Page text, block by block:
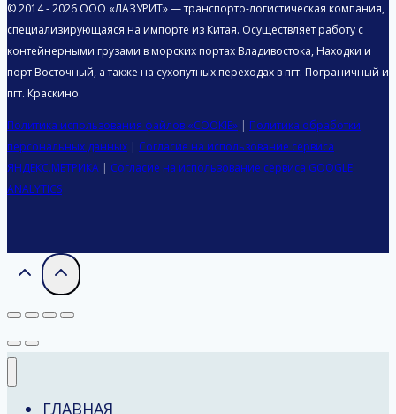
© 2014 - 2026 ООО «ЛАЗУРИТ» — транспорто-логистическая компания,
специализирующаяся на импорте из Китая. Осуществляет работу с
контейнерными грузами в морских портах Владивостока, Находки и
порт Восточный, а также на сухопутных переходах в пгт. Пограничный и
пгт. Краскино.
Политика использования файлов «COOKIE» | Политика обработки
персональных данных | Согласие на использование сервиса
ЯНДЕКС.МЕТРИКА | Согласие на использование сервиса GOOGLE
ANALYTICS
ГЛАВНАЯ